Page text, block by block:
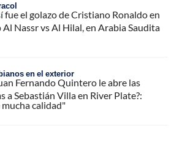
fue el golazo de Cristiano Ronaldo en
Al Nassr vs Al Hilal, en Arabia Saudita
en el exterior
Fernando Quintero le abre las
a Sebastián Villa en River Plate?:
mucha calidad"